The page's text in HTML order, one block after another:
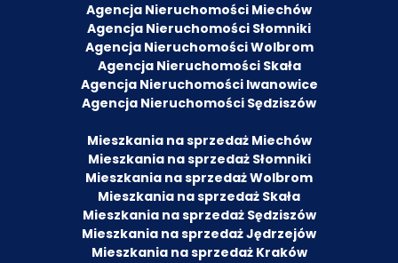
Agencja Nieruchomości Miechów
Agencja Nieruchomości Słomniki
Agencja Nieruchomości Wolbrom
Agencja Nieruchomości Skała
Agencja Nieruchomości Iwanowice
Agencja Nieruchomości Sędziszów
Mieszkania na sprzedaż Miechów
Mieszkania na sprzedaż Słomniki
Mieszkania na sprzedaż Wolbrom
Mieszkania na sprzedaż Skała
Mieszkania na sprzedaż Sędziszów
Mieszkania na sprzedaż Jędrzejów
Mieszkania na sprzedaż Kraków